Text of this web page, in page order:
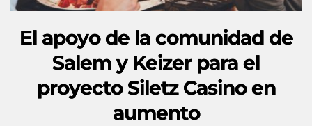
El apoyo de la comunidad de
Salem y Keizer para el
proyecto Siletz Casino en
aumento